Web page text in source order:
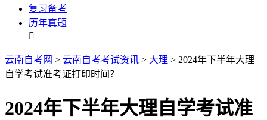
复习备考
历年真题

云南自考网 > 云南自考考试资讯 > 大理 > 2024年下半年大理
自学考试准考证打印时间？
2024年下半年大理自学考试准